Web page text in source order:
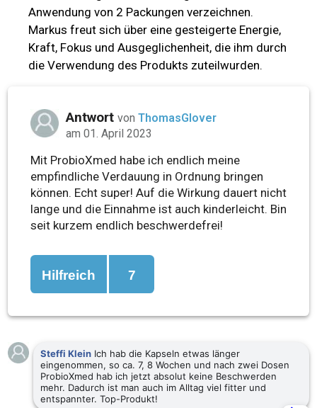
Anwendung von 2 Packungen verzeichnen.
Markus freut sich über eine gesteigerte Energie,
Kraft, Fokus und Ausgeglichenheit, die ihm durch
die Verwendung des Produkts zuteilwurden.
Antwort von ThomasGlover
am 01. April 2023
Mit ProbioXmed habe ich endlich meine
empfindliche Verdauung in Ordnung bringen
können. Echt super! Auf die Wirkung dauert nicht
lange und die Einnahme ist auch kinderleicht. Bin
seit kurzem endlich beschwerdefrei!
Hilfreich 7
Steffi Klein Ich hab die Kapseln etwas länger
eingenommen, so ca. 7, 8 Wochen und nach zwei Dosen
ProbioXmed hab ich jetzt absolut keine Beschwerden
mehr. Dadurch ist man auch im Alltag viel fitter und
entspannter. Top-Produkt!